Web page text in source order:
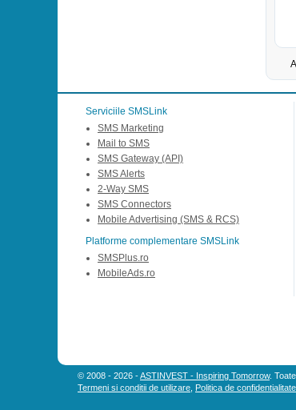
Serviciile SMSLink
SMS Marketing
Mail to SMS
SMS Gateway (API)
SMS Alerts
2-Way SMS
SMS Connectors
Mobile Advertising (SMS & RCS)
Platforme complementare SMSLink
SMSPlus.ro
MobileAds.ro
© 2008 - 2026 -ASTINVEST - Inspiring Tomorrow.
Termeni si conditii de utilizare Politica de confidentialitate